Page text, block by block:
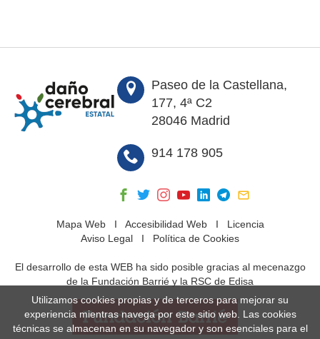
Paseo de la Castellana,
177, 4ª C2
28046 Madrid
914 178 905
Mapa WebI Accesibilidad WebI Licencia
Aviso Legal I Política de Cookies
El desarrollo de esta WEB ha sido posible gracias al mecenazgo
de la Fundación Barrié y la RSC de Edisa
Utilizamos cookies propias y de terceros para mejorar su
experiencia mientras navega por este sitio web. Las cookies
técnicas se almacenan en su navegador y son esenciales para el